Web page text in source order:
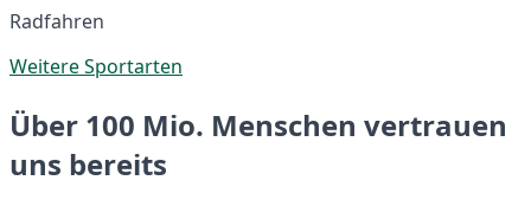
Radfahren
Weitere Sportarten
Über 100 Mio. Menschen vertrauen
uns bereits